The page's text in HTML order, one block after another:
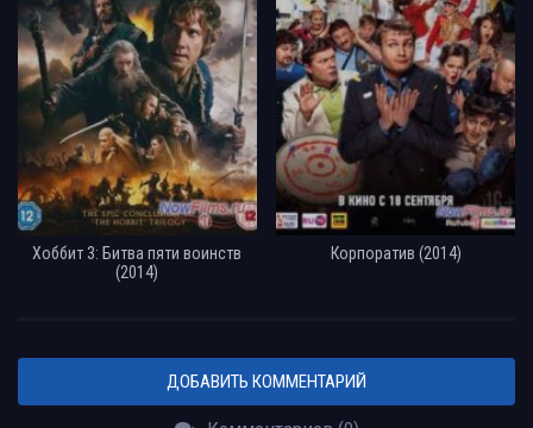
Хоббит 3: Битва пяти воинств
(2014)
Корпоратив (2014)
ДОБАВИТЬ КОММЕНТАРИЙ